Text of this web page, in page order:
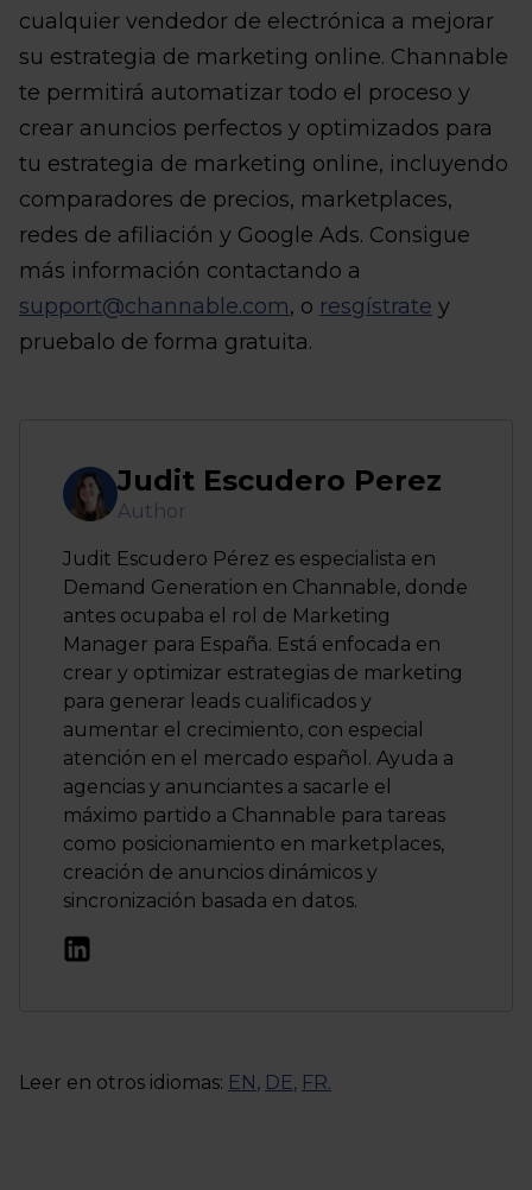
cualquier vendedor de electrónica a mejorar
su estrategia de marketing online. Channable
te permitirá automatizar todo el proceso y
crear anuncios perfectos y optimizados para
tu estrategia de marketing online, incluyendo
comparadores de precios, marketplaces,
redes de afiliación y Google Ads. Consigue
más información contactando a
support@channable.com, o resgístrate y
pruebalo de forma gratuita.
Judit Escudero Perez
Author
Judit Escudero Pérez es especialista en
Demand Generation en Channable, donde
antes ocupaba el rol de Marketing
Manager para España. Está enfocada en
crear y optimizar estrategias de marketing
para generar leads cualificados y
aumentar el crecimiento, con especial
atención en el mercado español. Ayuda a
agencias y anunciantes a sacarle el
máximo partido a Channable para tareas
como posicionamiento en marketplaces,
creación de anuncios dinámicos y
sincronización basada en datos.
Leer en otros idiomas: EN, DE, FR.